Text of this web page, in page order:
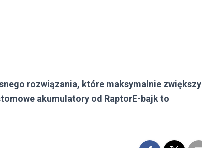
rozwiązania, które maksymalnie zwiększy
akumulatory od RaptorE-bajk to